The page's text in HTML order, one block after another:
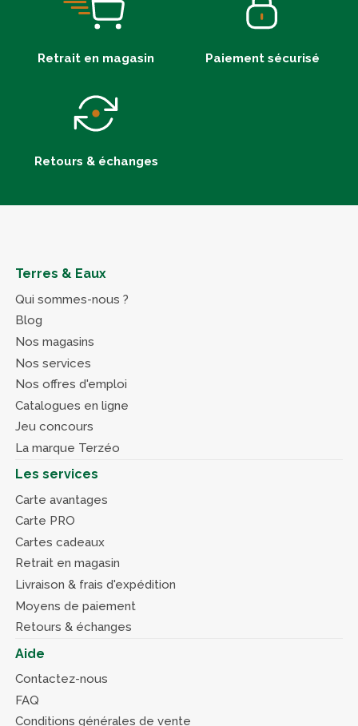
Retrait en magasin Paiement sécurisé
Retours & échanges
Terres & Eaux
Qui sommes-nous ?
Blog
Nos magasins
Nos services
Nos offres d'emploi
Catalogues en ligne
Jeu concours
La marque Terzéo
Les services
Carte avantages
Carte PRO
Cartes cadeaux
Retrait en magasin
Livraison & frais d'expédition
Moyens de paiement
Retours & échanges
Aide
Contactez-nous
FAQ
Conditions générales de vente